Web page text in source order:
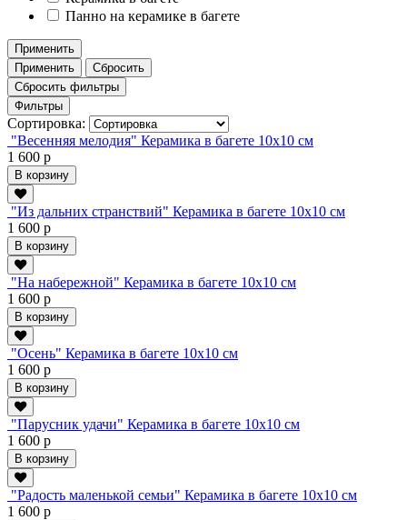
Панно на керамике в багете
Применить
Применить
Сбросить
Сбросить фильтры
Фильтры
Сортировка:
"Весенняя мелодия" Керамика в багете 10х10 см
1 600 р
В корзину
"Из дальних странствий" Керамика в багете 10х10 см
1 600 р
В корзину
"На набережной" Керамика в багете 10х10 см
1 600 р
В корзину
"Осень" Керамика в багете 10х10 см
1 600 р
В корзину
"Парусник удачи" Керамика в багете 10х10 см
1 600 р
В корзину
"Радость маленькой семьи" Керамика в багете 10х10 см
1 600 р